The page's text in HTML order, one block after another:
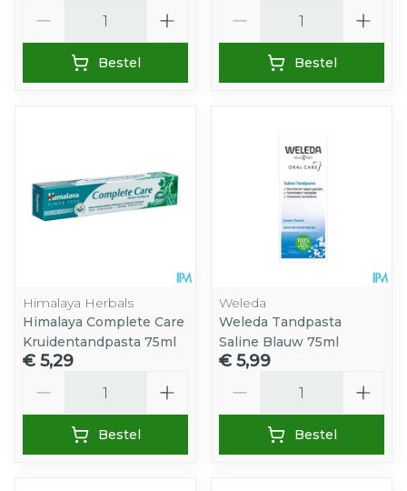
Bestel Bestel
Himalaya Herbals
Himalaya Complete Care
Kruidentandpasta 75ml
€ 5,29
Bestel
Weleda
Weleda Tandpasta
Saline Blauw 75ml
€ 5,99
Bestel